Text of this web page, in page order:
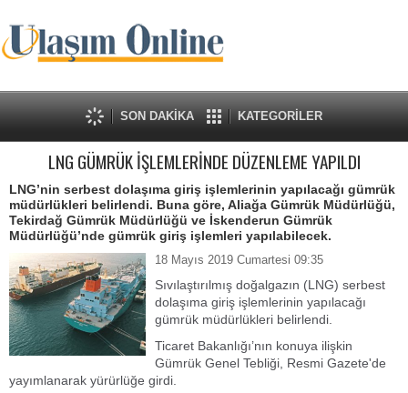
SON DAKİKA KATEGORİLER
LNG GÜMRÜK İŞLEMLERİNDE DÜZENLEME YAPILDI
LNG’nin serbest dolaşıma giriş işlemlerinin yapılacağı gümrük
müdürlükleri belirlendi. Buna göre, Aliağa Gümrük Müdürlüğü,
Tekirdağ Gümrük Müdürlüğü ve İskenderun Gümrük
Müdürlüğü’nde gümrük giriş işlemleri yapılabilecek.
18 Mayıs 2019 Cumartesi 09:35
Sıvılaştırılmış doğalgazın (LNG) serbest
dolaşıma giriş işlemlerinin yapılacağı
gümrük müdürlükleri belirlendi.
Ticaret Bakanlığı’nın konuya ilişkin
Gümrük Genel Tebliği, Resmi Gazete'de
yayımlanarak yürürlüğe girdi.